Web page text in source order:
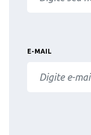
E-MAIL